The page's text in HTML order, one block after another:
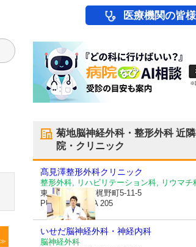
医療機関の皆
菊地脳神経外科・整形外科近
院・クリニック
髙見澤整形外科クリニック
整形外科, リハビリテーション科, リウマチ
東京都小金井市梶野町5-11-5
PUPPIS PLAZA 205
いせだ脳神経外科・神経内科
脳神経外科